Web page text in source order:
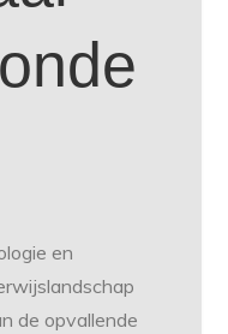
en
de opvallende